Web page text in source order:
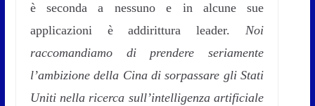
è seconda a nessuno e in alcune sue
applicazioni è addirittura leader.Noi
raccomandiamo di prendere seriamente
l’ambizione della Cina di sorpassare gli Stati
Uniti nella ricerca sull’intelligenza artificiale